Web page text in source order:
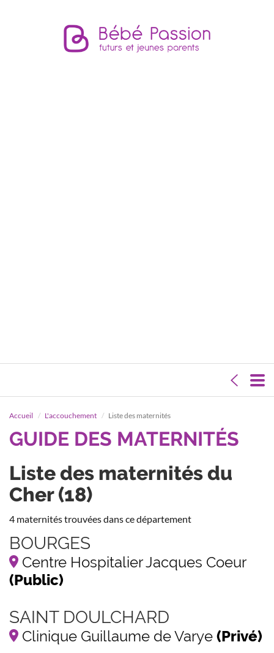
Accueil L'accouchement Liste des maternités
GUIDE DES MATERNITÉS
Liste des maternités du
Cher (18)
4 maternités trouvées dans ce département
BOURGES
Centre Hospitalier Jacques Coeur
(Public)
SAINT DOULCHARD
Clinique Guillaume de Varye (Privé)